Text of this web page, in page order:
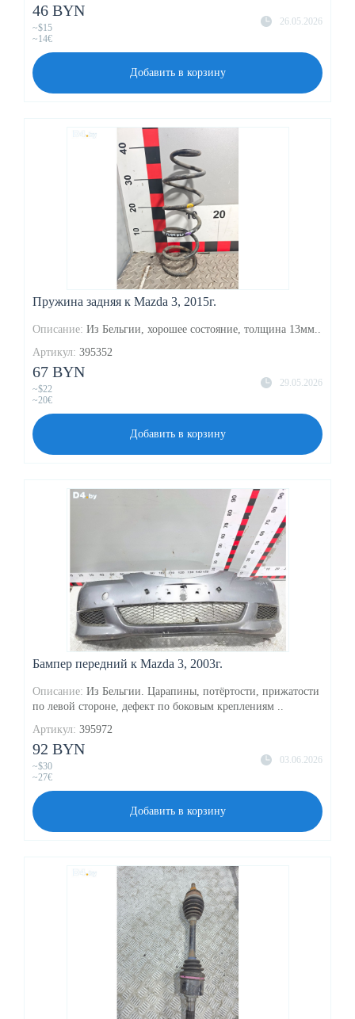
26.05.2026
46 BYN
~$15
~14€
Добавить в корзину
Пружина задняя к Mazda 3, 2015г.
Описание: Из Бельгии, хорошее состояние, толщина 13мм..
Артикул: 395352
29.05.2026
67 BYN
~$22
~20€
Добавить в корзину
Бампер передний к Mazda 3, 2003г.
Описание: Из Бельгии. Царапины, потёртости, прижатости
по левой стороне, дефект по боковым креплениям ..
Артикул: 395972
03.06.2026
92 BYN
~$30
~27€
Добавить в корзину